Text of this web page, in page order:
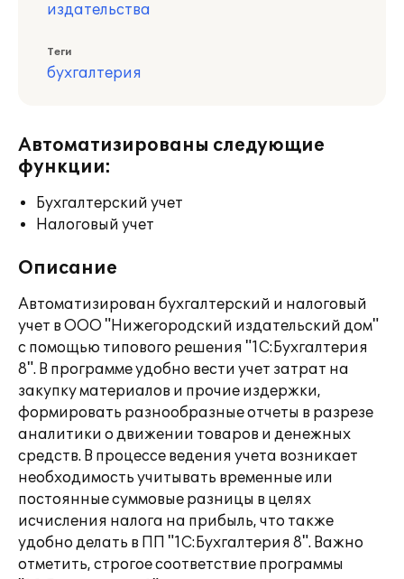
издательства
Теги
бухгалтерия
Автоматизированы следующие
функции:
Бухгалтерский учет
Налоговый учет
Описание
Автоматизирован бухгалтерский и налоговый
учет в ООО "Нижегородский издательский дом"
с помощью типового решения "1С:Бухгалтерия
8". В программе удобно вести учет затрат на
закупку материалов и прочие издержки,
формировать разнообразные отчеты в разрезе
аналитики о движении товаров и денежных
средств. В процессе ведения учета возникает
необходимость учитывать временные или
постоянные суммовые разницы в целях
исчисления налога на прибыль, что также
удобно делать в ПП "1С:Бухгалтерия 8". Важно
отметить, строгое соответствие программы